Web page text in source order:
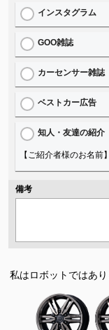
インスタグラム
GOO雑誌
カーセンサー雑誌
ベストカー広告
知人・友達の紹介
【ご紹介者様のお名前】
備考
私はロボットではあり